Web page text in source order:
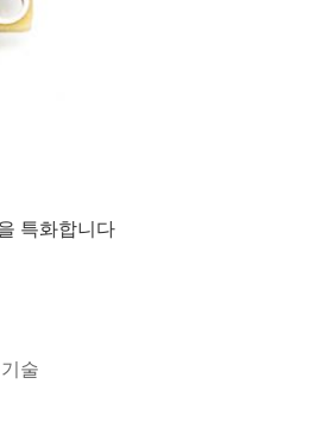
특화합니다
술